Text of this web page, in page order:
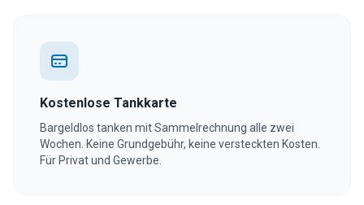
Kostenlose Tankkarte
Bargeldlos tanken mit Sammelrechnung alle zwei
Wochen. Keine Grundgebühr, keine versteckten Kosten.
Für Privat und Gewerbe.